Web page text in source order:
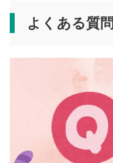
よくある質問